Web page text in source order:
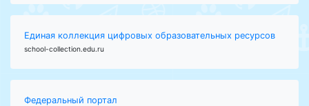
Единая коллекция цифровых образовательных ресурсов
school-collection.edu.ru
Федеральный портал